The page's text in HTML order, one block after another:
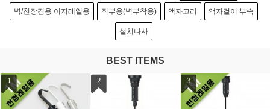
벽/천장겸용 이지레일용 직부용(벽부착용) 액자고리 액자걸이 부속
설치나사
BEST ITEMS
1 2 3